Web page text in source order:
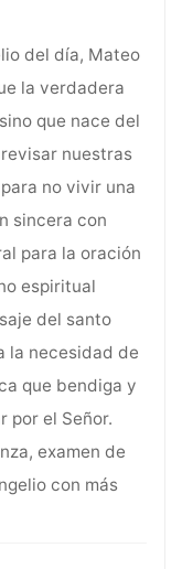
del día, Mateo
la verdadera
que nace del
nuestras
no vivir una
sincera con
para la oración
espiritual
del santo
la necesidad de
que bendiga y
por el Señor.
examen de
con más